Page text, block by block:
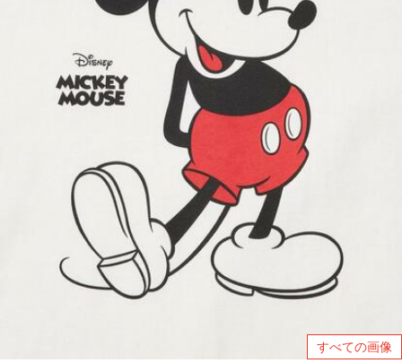
すべての画像